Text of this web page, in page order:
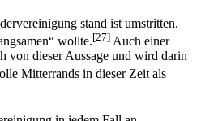
stand ist umstritten.
wollte.[27] Auch einer
von dieser Aussage und wird darin
Mitterrands in dieser Zeit als